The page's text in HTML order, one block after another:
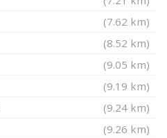
(7.62 km)
(8.52 km)
(9.05 km)
(9.19 km)
(9.24 km)
(9.26 km)